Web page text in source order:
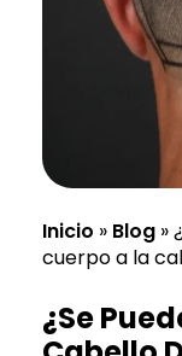
Inicio » Blog »
cuerpo a la
¿Se